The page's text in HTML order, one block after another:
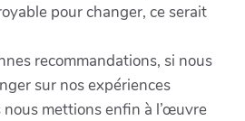
pour changer, ce serait
recommandations, si nous
sur nos expériences
mettions enfin à l’œuvre